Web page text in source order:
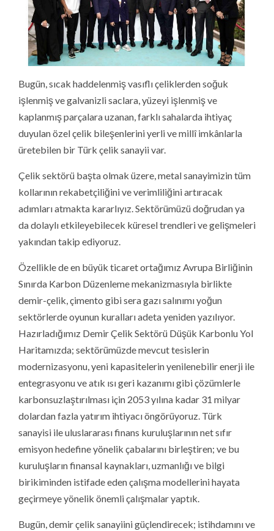
Bugün, sıcak haddelenmiş vasıflı çeliklerden soğuk
işlenmiş ve galvanizli saclara, yüzeyi işlenmiş ve
kaplanmış parçalara uzanan, farklı sahalarda ihtiyaç
duyulan özel çelik bileşenlerini yerli ve millî imkânlarla
üretebilen bir Türk çelik sanayii var.
Çelik sektörü başta olmak üzere, metal sanayimizin tüm
kollarının rekabetçiliğini ve verimliliğini artıracak
adımları atmakta kararlıyız. Sektörümüzü doğrudan ya
da dolaylı etkileyebilecek küresel trendleri ve gelişmeleri
yakından takip ediyoruz.
Özellikle de en büyük ticaret ortağımız Avrupa Birliğinin
Sınırda Karbon Düzenleme mekanizmasıyla birlikte
demir-çelik, çimento gibi sera gazı salınımı yoğun
sektörlerde oyunun kuralları adeta yeniden yazılıyor.
Hazırladığımız Demir Çelik Sektörü Düşük Karbonlu Yol
Haritamızda; sektörümüzde mevcut tesislerin
modernizasyonu, yeni kapasitelerin yenilenebilir enerji ile
entegrasyonu ve atık ısı geri kazanımı gibi çözümlerle
karbonsuzlaştırılması için 2053 yılına kadar 31 milyar
dolardan fazla yatırım ihtiyacı öngörüyoruz. Türk
sanayisi ile uluslararası finans kuruluşlarının net sıfır
emisyon hedefine yönelik çabalarını birleştiren; ve bu
kuruluşların finansal kaynakları, uzmanlığı ve bilgi
birikiminden istifade eden çalışma modellerini hayata
geçirmeye yönelik önemli çalışmalar yaptık.
Bugün, demir çelik sanayiini güçlendirecek; istihdamını ve